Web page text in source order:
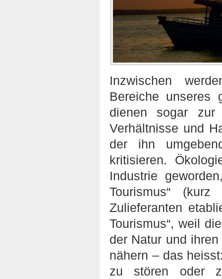
Inzwischen
Bereiche unseres
dienen sogar zur
Verhältnisse und
der ihn
kritisieren.
Industrie
Tourismus“ (kurz
Zulieferanten
Tourismus“, weil
der Natur und
nähern – das
zu stören oder